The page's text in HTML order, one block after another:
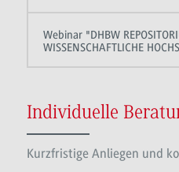
Webinar "DHBW
WISSENSCHAFTLICHE
Individuelle
Kurzfristige Anliegen und